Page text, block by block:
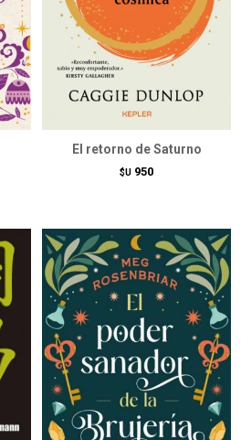
El retorno de Saturno
$U 950